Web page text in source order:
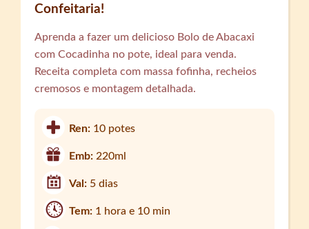
Confeitaria!
Aprenda a fazer um delicioso Bolo de Abacaxi
com Cocadinha no pote, ideal para venda.
Receita completa com massa fofinha, recheios
cremosos e montagem detalhada.
Ren: 10 potes
Emb: 220ml
Val: 5 dias
Tem: 1 hora e 10 min